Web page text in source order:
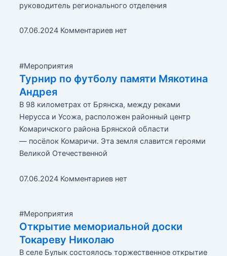
руководитель регионального отделения
07.06.2024 Комментариев нет
#Мероприятия
Турнир по футболу памяти Мякотина
Андрея
В 98 километрах от Брянска, между реками
Нерусса и Усожа, расположен районный центр
Комаричского района Брянской области
— посёлок Комаричи. Эта земля славится героями
Великой Отечественной
07.06.2024 Комментариев нет
#Мероприятия
Открытие мемориальной доски
Токареву Николаю
В селе Булык состоялось торжественное открытие